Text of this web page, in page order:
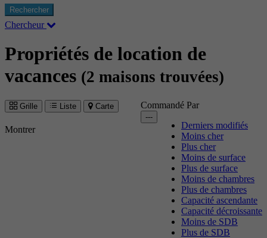
Rechercher
Chercheur
Propriétés de location de
vacances (2 maisons trouvées)
Commandé Par
---
Derniers modifiés
Moins cher
Plus cher
Moins de surface
Plus de surface
Moins de chambres
Plus de chambres
Capacité ascendante
Capacité décroissante
Moins de SDB
Plus de SDB
Grille Liste Carte
Montrer